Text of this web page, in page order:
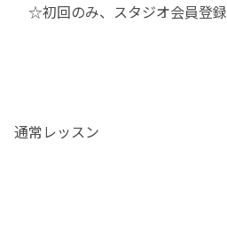
☆初回のみ、スタジオ会員登
通常レッスン